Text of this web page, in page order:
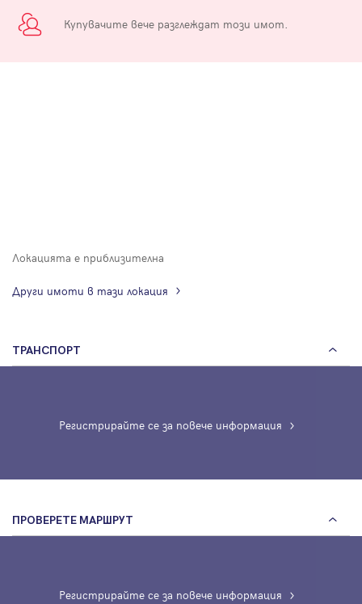
Купувачите вече разглеждат този имот.
Локацията е приблизителна
Други имоти в тази локация
ТРАНСПОРТ
Регистрирайте се за повече информация
ПРОВЕРЕТЕ МАРШРУТ
Регистрирайте се за повече информация